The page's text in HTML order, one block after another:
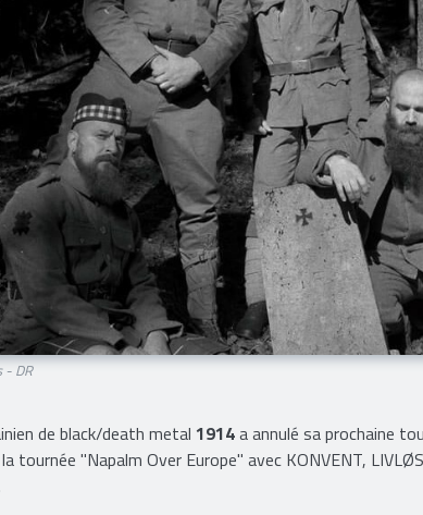
- DR
de black/death metal 1914a annulé sa prochaine
tournée "Napalm Over Europe" avec KONVENT,